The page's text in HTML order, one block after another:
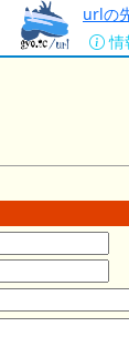
urlの
情